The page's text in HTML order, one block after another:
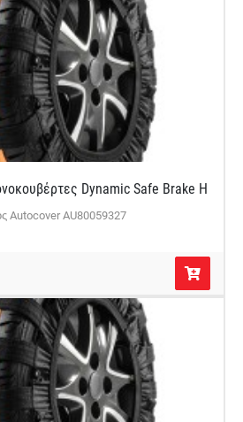
Dynamic Safe Brake H
Autocover AU80059327